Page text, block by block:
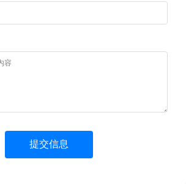
提交信息